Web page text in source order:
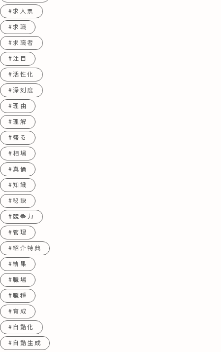
#求人票
#求職
#求職者
#注目
#活性化
#深刻度
#理由
#理解
#盛る
#相場
#真価
#知識
#秘訣
#競争力
#管理
#紹介特典
#結果
#職場
#職種
#育成
#自動化
#自動生成